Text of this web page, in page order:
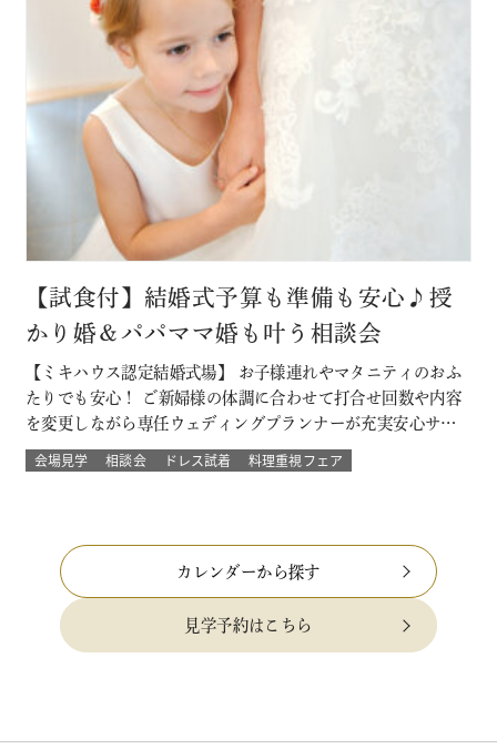
【試食付】結婚式予算も準備も安心♪授
かり婚＆パパママ婚も叶う相談会
【ミキハウス認定結婚式場】 お子様連れやマタニティのおふ
たりでも安心！ ご新婦様の体調に合わせて打合せ回数や内容
を変更しながら専任ウェディングプランナーが充実安心サポ
ート 授かり婚のカップルもパパママ婚のカップルが不安な部
分をすべて解消 必要なベビー用品やお部屋などもすべて結婚
会場見学 相談会 ドレス試着 料理重視フェア
カレンダーから探す
見学予約はこちら